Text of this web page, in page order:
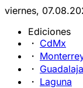
viernes,
Ediciones
CdMx
Laguna